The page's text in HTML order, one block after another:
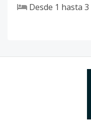
Desde 1 hasta 3